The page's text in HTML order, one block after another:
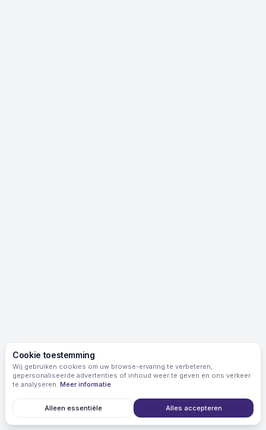
Cookie toestemming
Wij gebruiken cookies om uw browse-ervaring te verbeteren,
gepersonaliseerde advertenties of inhoud weer te geven en ons verkeer
te analyseren. Meer informatie
Alleen essentiële Alles accepteren